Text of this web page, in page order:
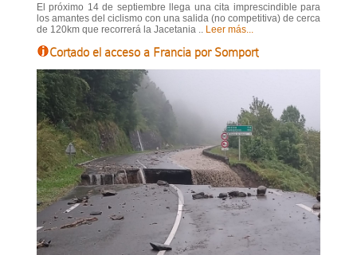
El próximo 14 de septiembre llega una cita imprescindible para
los amantes del ciclismo con una salida (no competitiva) de cerca
de 120km que recorrerá la Jacetania .. Leer más...
Cortado el acceso a Francia por Somport